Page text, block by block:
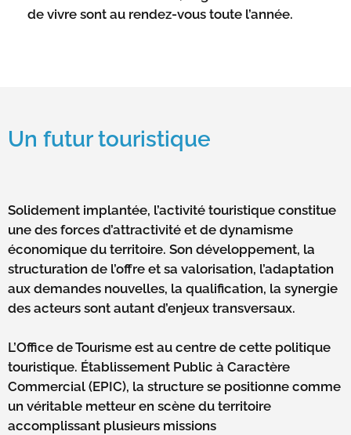
de vivre sont au rendez-vous toute l’année.
Un futur touristique
Solidement implantée, l’activité touristique constitue
une des forces d’attractivité et de dynamisme
économique du territoire. Son développement, la
structuration de l’offre et sa valorisation, l’adaptation
aux demandes nouvelles, la qualification, la synergie
des acteurs sont autant d’enjeux transversaux.
L’Office de Tourisme est au centre de cette politique
touristique. Établissement Public à Caractère
Commercial (EPIC), la structure se positionne comme
un véritable metteur en scène du territoire
accomplissant plusieurs missions